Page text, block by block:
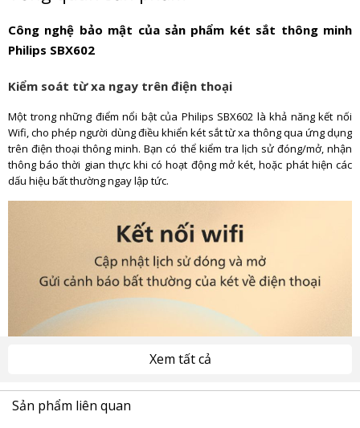
Công nghệ bảo mật của sản phẩm két sắt thông minh
Philips SBX602
Kiểm soát từ xa ngay trên điện thoại
Một trong những điểm nổi bật của Philips SBX602 là khả năng kết nối
Wifi, cho phép người dùng điều khiển két sắt từ xa thông qua ứng dụng
trên điện thoại thông minh. Bạn có thể kiểm tra lịch sử đóng/mở, nhận
thông báo thời gian thực khi có hoạt động mở két, hoặc phát hiện các
dấu hiệu bất thường ngay lập tức.
Xem tất cả
Sản phẩm liên quan